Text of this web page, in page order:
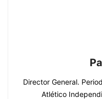
Director General.
Atlético